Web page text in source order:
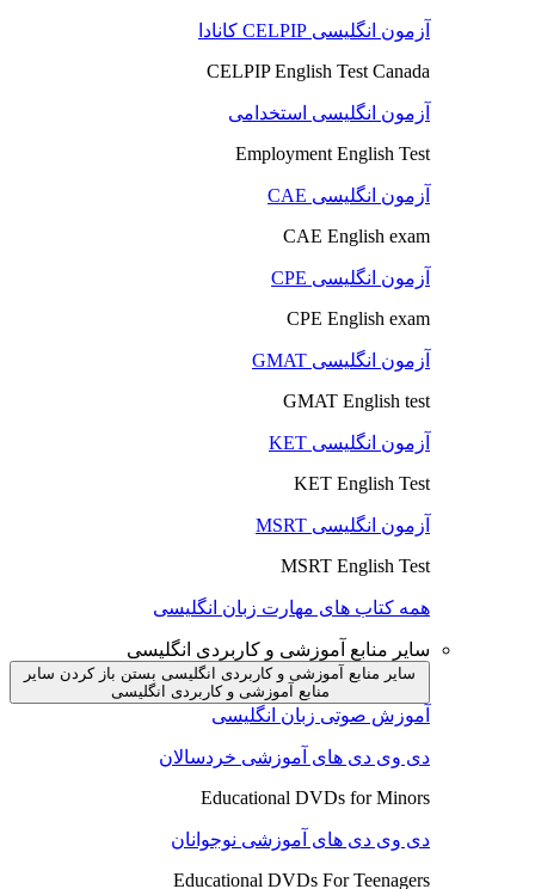
آزمون انگلیسی CELPIP کانادا
CELPIP English Test Canada
آزمون انگلیسی استخدامی
Employment English Test
آزمون انگلیسی CAE
CAE English exam
آزمون انگلیسی CPE
CPE English exam
آزمون انگلیسی GMAT
GMAT English test
آزمون انگلیسی KET
KET English Test
آزمون انگلیسی MSRT
MSRT English Test
همه کتاب های مهارت زبان انگلیسی
سایر منابع آموزشی و کاربردی انگلیسی
سایر منابع آموزشی و کاربردی انگلیسی بستن باز کردن سایر
منابع آموزشی و کاربردی انگلیسی
آموزش صوتی زبان انگلیسی
دی وی دی های آموزشی خردسالان
Educational DVDs for Minors
دی وی دی های آموزشی نوجوانان
Educational DVDs For Teenagers